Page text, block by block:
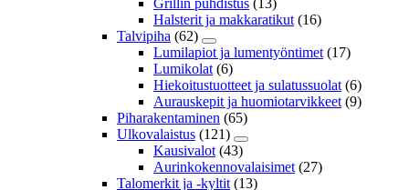
Grillin puhdistus (13)
Halsterit ja makkaratikut (16)
Talvipiha (62)
Lumilapiot ja lumentyöntimet (17)
Lumikolat (6)
Hiekoitustuotteet ja sulatussuolat (6)
Aurauskepit ja huomiotarvikkeet (9)
Piharakentaminen (65)
Ulkovalaistus (121)
Kausivalot (43)
Aurinkokennovalaisimet (27)
Talomerkit ja -kyltit (13)